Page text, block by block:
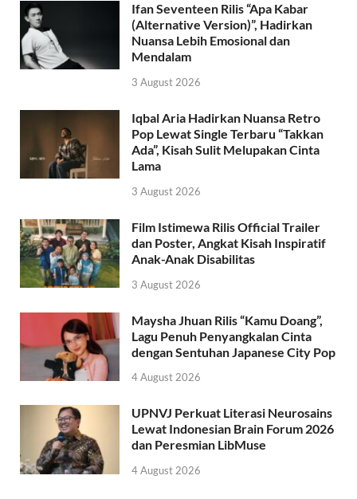
Ifan Seventeen Rilis “Apa Kabar
(Alternative Version)”, Hadirkan
Nuansa Lebih Emosional dan
Mendalam
3 August 2026
Iqbal Aria Hadirkan Nuansa Retro
Pop Lewat Single Terbaru “Takkan
Ada”, Kisah Sulit Melupakan Cinta
Lama
3 August 2026
Film Istimewa Rilis Official Trailer
dan Poster, Angkat Kisah Inspiratif
Anak-Anak Disabilitas
3 August 2026
Maysha Jhuan Rilis “Kamu Doang”,
Lagu Penuh Penyangkalan Cinta
dengan Sentuhan Japanese City Pop
4 August 2026
UPNVJ Perkuat Literasi Neurosains
Lewat Indonesian Brain Forum 2026
dan Peresmian LibMuse
4 August 2026